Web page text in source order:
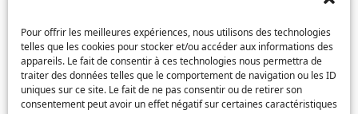
Pour offrir les meilleures expériences, nous utilisons des technologies
telles que les cookies pour stocker et/ou accéder aux informations des
appareils. Le fait de consentir à ces technologies nous permettra de
traiter des données telles que le comportement de navigation ou les ID
uniques sur ce site. Le fait de ne pas consentir ou de retirer son
consentement peut avoir un effet négatif sur certaines caractéristiques
Service concerné(Nécessaire)